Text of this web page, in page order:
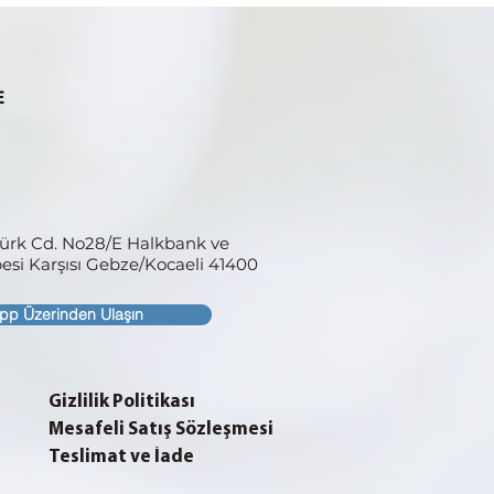
Cd. No28/E Halkbank ve
Karşısı Gebze/Kocaeli 41400
Üzerinden Ulaşın
Gizlilik Politikası
Mesafeli Satış Sözleşmesi
Teslimat ve İade